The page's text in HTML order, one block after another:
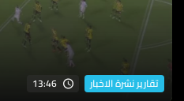
تقارير نشرة الاخبار 13:46